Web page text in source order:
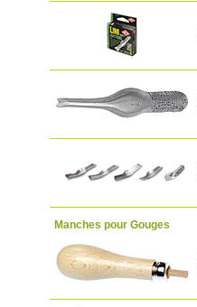
Manches pour Gouges